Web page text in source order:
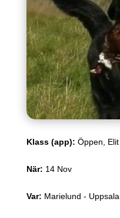
Klass (app): Öppen, Elit
När: 14 Nov
Var: Marielund - Uppsala